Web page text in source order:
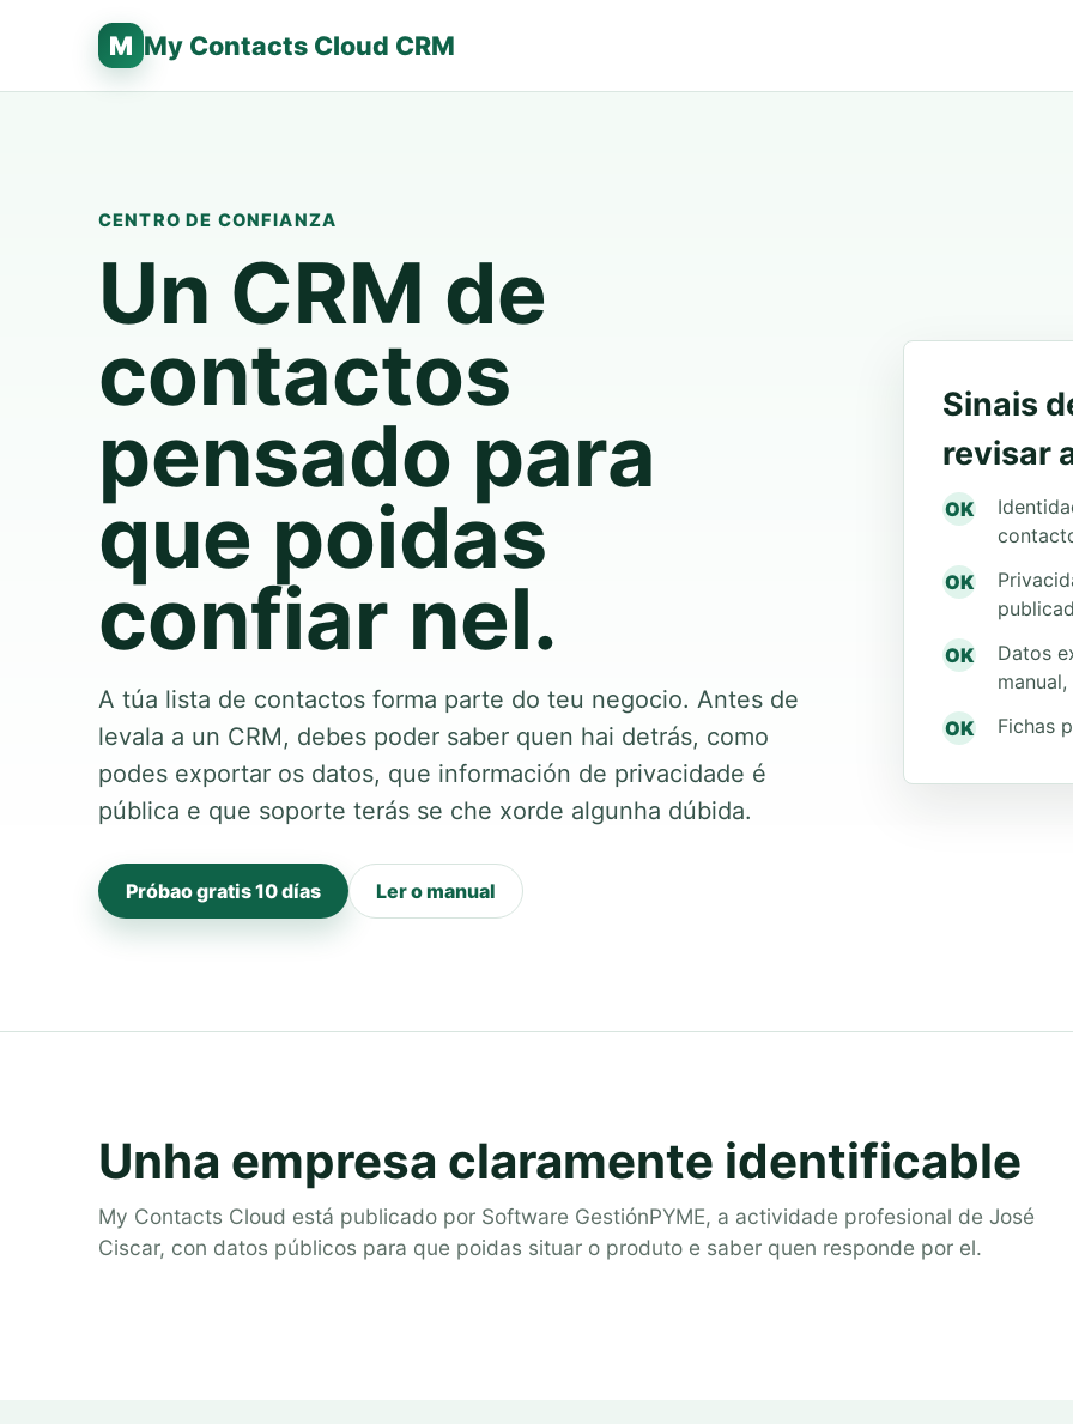
M My Contacts Cloud CRM
CENTRO DE CONFIANZA
Un CRM de
contactos
pensado para
que poidas
confiar nel.
A túa lista de contactos forma parte do teu negocio. Antes de
levala a un CRM, debes poder saber quen hai detrás, como
podes exportar os datos, que información de privacidade é
pública e que soporte terás se che xorde algunha dúbida.
Próbao gratis 10 días Ler o manual
Sinais
revisar
OK
OK
OK
Datos
OK
Fichas
Unha empresa claramente identificable
My Contacts Cloud está publicado por Software GestiónPYME, a actividade profesional de José
Ciscar, con datos públicos para que poidas situar o produto e saber quen responde por el.